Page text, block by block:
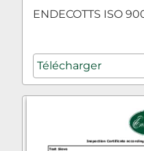
ENDECOTTS ISO
Télécharger